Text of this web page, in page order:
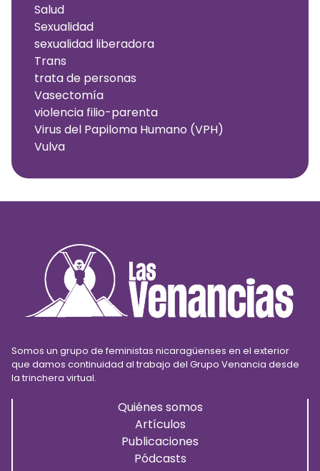
Salud
Sexualidad
sexualidad liberadora
Trans
trata de personas
Vasectomía
violencia filio-parenta
Virus del Papiloma Humano (VPH)
Vulva
Somos un grupo de feministas nicaragüenses en el exterior
que damos continuidad al trabajo del Grupo Venancia desde
la trinchera virtual.
Quiénes somos
Artículos
Publicaciones
Pódcasts